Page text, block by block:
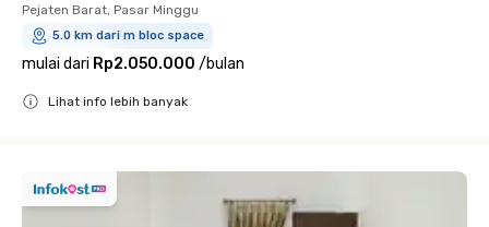
Pejaten Barat, Pasar Minggu
5.0 km dari m bloc space
mulai dari Rp2.050.000 /bulan
Lihat info lebih banyak